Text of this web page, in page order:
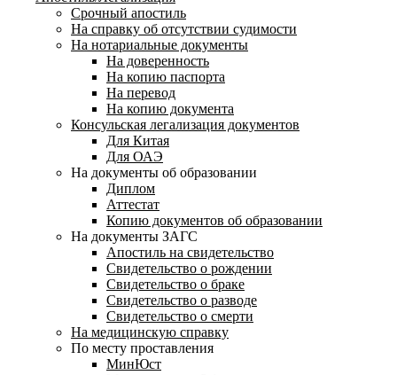
Срочный апостиль
На справку об отсутствии судимости
На нотариальные документы
На доверенность
На копию паспорта
На перевод
На копию документа
Консульская легализация документов
Для Китая
Для ОАЭ
На документы об образовании
Диплом
Аттестат
Копию документов об образовании
На документы ЗАГС
Апостиль на свидетельство
Свидетельство о рождении
Свидетельство о браке
Свидетельство о разводе
Свидетельство о смерти
На медицинскую справку
По месту проставления
МинЮст